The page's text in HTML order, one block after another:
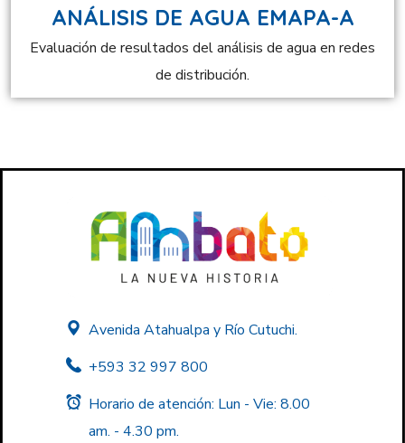
ANÁLISIS DE AGUA EMAPA-A
Evaluación de resultados del análisis de agua en redes
de distribución.
Avenida Atahualpa y Río Cutuchi.
+593 32 997 800
Horario de atención: Lun - Vie: 8.00
am. - 4.30 pm.